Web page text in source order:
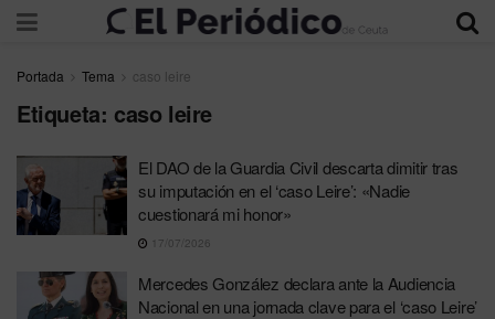
Portada Tema caso leire
Etiqueta: caso leire
El DAO de la Guardia Civil descarta dimitir tras
su imputación en el ‘caso Leire’: «Nadie
cuestionará mi honor»
17/07/2026
Mercedes González declara ante la Audiencia
Nacional en una jornada clave para el ‘caso Leire’